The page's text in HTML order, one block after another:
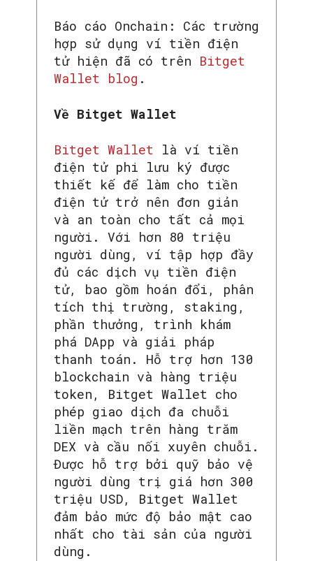
Báo cáo Onchain: Các trường
hợp sử dụng ví tiền điện
tử hiện đã có trên Bitget
Wallet blog .
Về Bitget Wallet
Bitget Wallet là ví tiền
điện tử phi lưu ký được
thiết kế để làm cho tiền
điện tử trở nên đơn giản
và an toàn cho tất cả mọi
người. Với hơn 80 triệu
người dùng, ví tập hợp đầy
đủ các dịch vụ tiền điện
tử, bao gồm hoán đổi, phân
tích thị trường, staking,
phần thưởng, trình khám
phá DApp và giải pháp
thanh toán. Hỗ trợ hơn 130
blockchain và hàng triệu
token, Bitget Wallet cho
phép giao dịch đa chuỗi
liền mạch trên hàng trăm
DEX và cầu nối xuyên chuỗi.
Được hỗ trợ bởi quỹ bảo vệ
người dùng trị giá hơn 300
triệu USD, Bitget Wallet
đảm bảo mức độ bảo mật cao
nhất cho tài sản của người
dùng.